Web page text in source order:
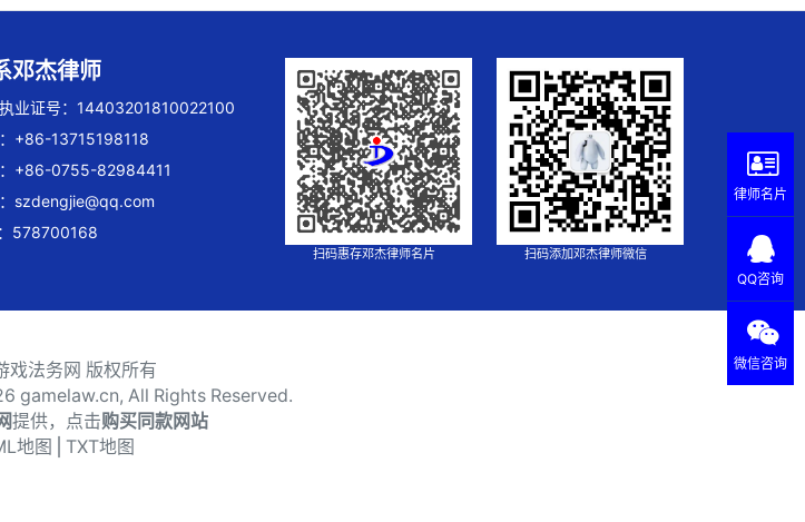
邓杰律师
业证号：14403201810022100
+86-13715198118
+86-0755-82984411
szdengjie@qq.com
578700168
扫码惠存邓杰律师名片 扫码添加邓杰律师微信
戏法务网 版权所有
gamelaw.cn, All Rights Reserved.
提供，点击购买同款网站
地图 TXT地图
律师名片
QQ咨询
微信咨询